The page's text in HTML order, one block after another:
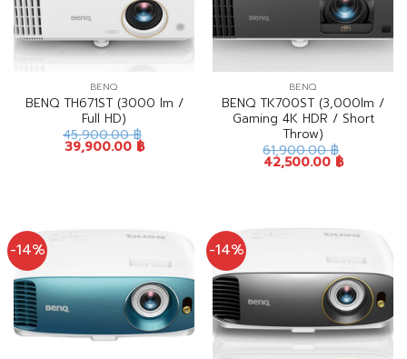
BENQ
BENQ TH671ST (3000 lm /
Full HD)
45,900.00฿
39,900.00 ฿
BENQ
BENQ TK700ST (3,000lm /
Gaming 4K HDR / Short
Throw)
61,900.00฿
42,500.00 ฿
-14% -14%